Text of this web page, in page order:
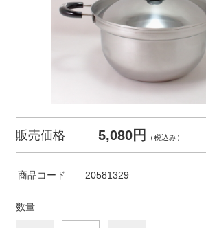
販売価格 5,080円 （税込み）
商品コード 20581329
数量